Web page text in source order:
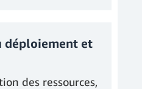
déploiement et
des ressources,